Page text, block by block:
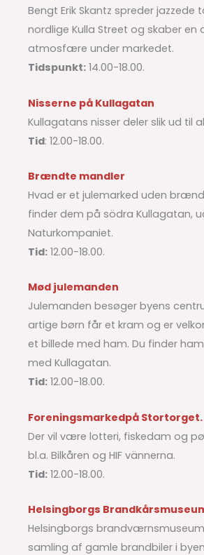
Bengt Erik Skantz spreder jazzede
nordlige Kulla Street og skaber en
atmosfære under markedet.
Tidspunkt: 14.00-18.00.
Nisserne på Kullagatan
Kullagatans nisser deler slik ud til
Tid: 12.00-18.00.
Brændte mandler
Hvad er et julemarked uden
finder dem på södra Kullagatan,
Naturkompaniet.
Tid: 12.00-18.00.
Mød julemanden
Julemanden besøger byens
artige børn får et kram og er
et billede med ham. Du finder
med Kullagatan.
Tid: 12.00-18.00.
Foreningsmarkedpå Stortorget.
Der vil være lotteri, fiskedam og
bl.a. Bilkåren og HIF vännerna.
Tid: 12.00-18.00.
Helsingborgs
Helsingborgs
samling af gamle brandbiler i